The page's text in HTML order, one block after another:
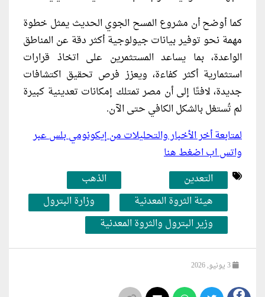
كما أوضح أن مشروع المسح الجوي الحديث يمثل خطوة
مهمة نحو توفير بيانات جيولوجية أكثر دقة عن المناطق
الواعدة، بما يساعد المستثمرين على اتخاذ قرارات
استثمارية أكثر كفاءة، ويعزز فرص تحقيق اكتشافات
جديدة، لافتًا إلى أن مصر تمتلك إمكانات تعدينية كبيرة
لم تُستغل بالشكل الكافي حتى الآن.
لمتابعة أخر الأخبار والتحليلات من إيكونومي بلس عبر
واتس اب اضغط هنا
التعدين
الذهب
هيئة الثروة المعدنية
وزارة البترول
وزير البترول والثروة المعدنية